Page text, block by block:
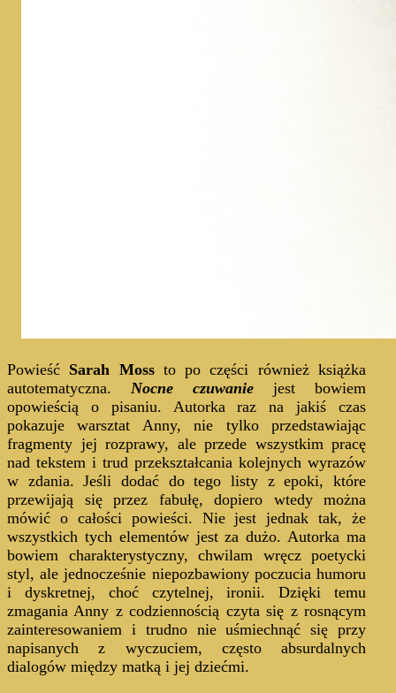
Powieść Sarah Mossto po części również książka
autotematyczna. Nocne czuwanie jest bowiem
opowieścią o pisaniu. Autorka raz na jakiś czas
pokazuje warsztat Anny, nie tylko przedstawiając
fragmenty jej rozprawy, ale przede wszystkim pracę
nad tekstem i trud przekształcania kolejnych wyrazów
w zdania. Jeśli dodać do tego listy z epoki, które
przewijają się przez fabułę, dopiero wtedy można
mówić o całości powieści. Nie jest jednak tak, że
wszystkich tych elementów jest za dużo. Autorka ma
bowiem charakterystyczny, chwilam wręcz poetycki
styl, ale jednocześnie niepozbawiony poczucia humoru
i dyskretnej, choć czytelnej, ironii. Dzięki temu
zmagania Anny z codziennością czyta się z rosnącym
zainteresowaniem i trudno nie uśmiechnąć się przy
napisanych z wyczuciem, często absurdalnych
dialogów między matką i jej dziećmi.